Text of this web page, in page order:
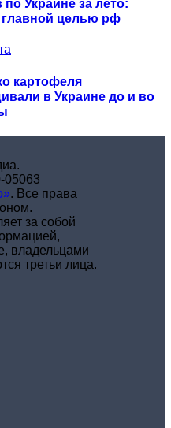
по Украине за лето:
главной целью рф
картофеля
в Украине до и во
05063
. Все права
за собой
владельцами
третьи лица.